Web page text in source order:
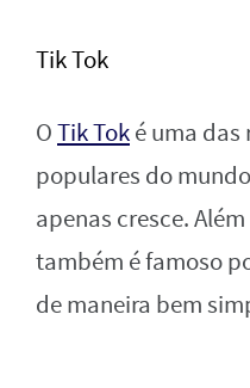
Tik Tok
OTik Toké uma das
populares do
apenas cresce.
também é famoso
de maneira bem